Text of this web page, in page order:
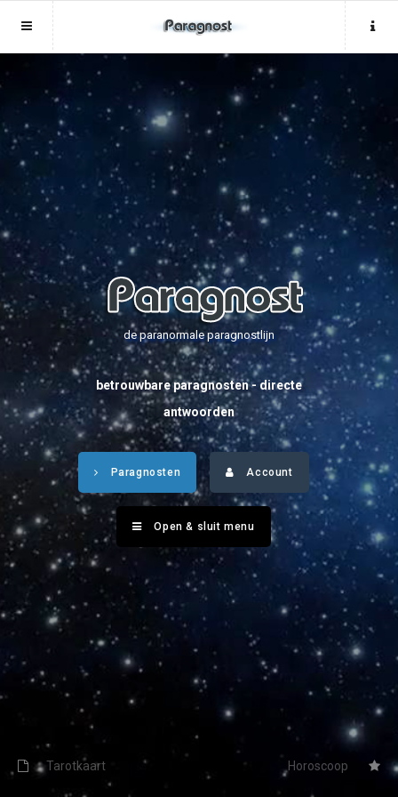
Sluit menu
MENU ONLINEPARAGNOSTEN.BE
Home
Account
Aanmaken
Wachtwoord
Paragnosten
Vind paragnost
Fotoreading
Horoscoop 12
Waterman
Vissen
Ram
Stier
Tweelingen
Leeuw
Maagd
Schorpioen
Boogschutter
Steenbok
Tarotkaart
Getuigenissen
Belverzoek
Vragen?
Info
Privacybeleid
Desktop website
Sluit menu
CONTACT
UW PARAGNOSTACCOUNT
Login
Wachtwoord
COPYRIGHT 08 - 2026 MOBIEL V 2.0
ONLINEPARAGNOSTEN.BE
de paranormale paragnostlijn
betrouwbare paragnosten - directe
antwoorden
Paragnosten Account
Open & sluit menu
Tarotkaart Horoscoop